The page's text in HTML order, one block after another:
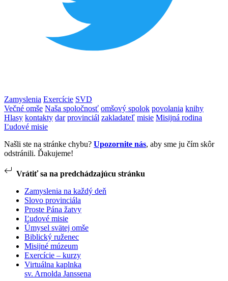
Zamyslenia Exercície SVD
Večné omše Naša spoločnosť omšový spolok povolania knihy
Hlasy kontakty dar provinciál zakladateľ misie Misijná rodina
Ľudové misie
Našli ste na stránke chybu? Upozornite nás, aby sme ju čím skôr
odstránili. Ďakujeme!
Vrátiť sa na predchádzajúcu stránku
Zamyslenia na každý deň
Slovo provinciála
Proste Pána žatvy
Ľudové misie
Úmysel svätej omše
Biblický ruženec
Misijné múzeum
Exercície – kurzy
Virtuálna kaplnka
sv. Arnolda Janssena